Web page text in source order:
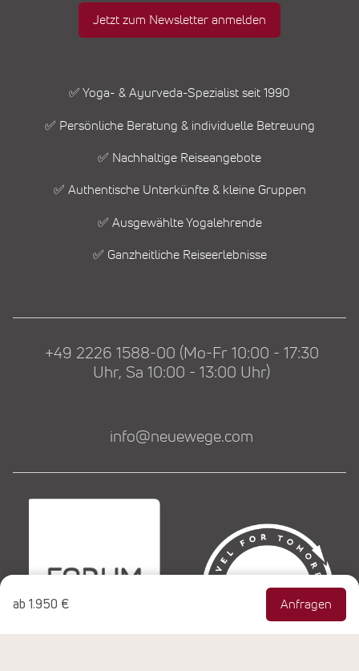
ab 1.950 € Anfragen
Jetzt zum Newsletter anmelden
✅ Yoga- & Ayurveda-Spezialist seit 1990
✅ Persönliche Beratung & individuelle Betreuung
✅ Nachhaltige Reiseangebote
✅ Authentische Unterkünfte & kleine Gruppen
✅ Ausgewählte Yogalehrende
✅ Ganzheitliche Reiseerlebnisse
+49 2226 1588-00 (Mo-Fr 10:00 - 17:30
Uhr, Sa 10:00 - 13:00 Uhr)
info@neuewege.com